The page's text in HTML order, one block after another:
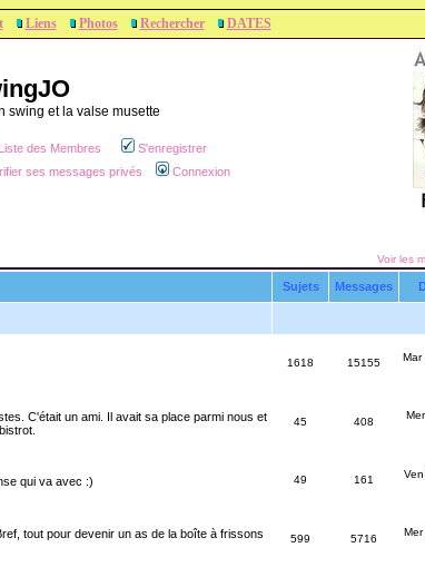
Liens Photos Rechercher DATES
swing et la valse musette
Liste des Membres
S'enregistrer
ses messages privés Connexion
Voir les
Sujets Messages
1618 15155
Mar
C'était un ami. Il avait sa place parmi nous et
45 408
qui va avec :) 49 161
tout pour devenir un as de la boîte à frissons
599 5716